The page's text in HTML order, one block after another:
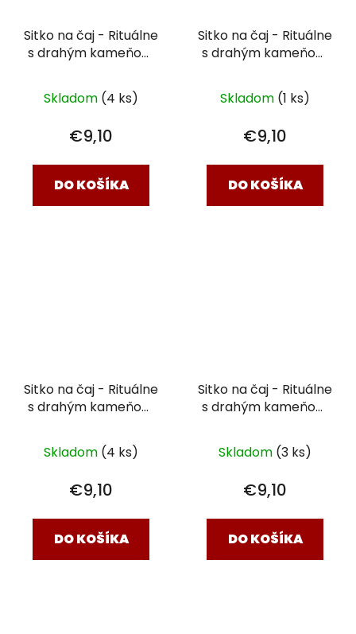
Sitko na čaj - Rituálne
s drahým kameňom
Skladom (4 ks)
€9,10
DO KOŠÍKA
Sitko na čaj - Rituálne
s drahým kameňom
Skladom (1 ks)
€9,10
DO KOŠÍKA
Sitko na čaj - Rituálne
s drahým kameňom
Skladom (4 ks)
€9,10
DO KOŠÍKA
Sitko na čaj - Rituálne
s drahým kameňom
Skladom (3 ks)
€9,10
DO KOŠÍKA